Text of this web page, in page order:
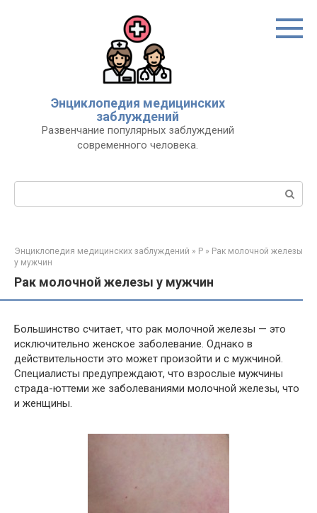
Энциклопедия медицинских
заблуждений
Развенчание популярных заблуждений
современного человека.
Поиск:
Энциклопедия медицинских заблуждений » Р » Рак молочной железы
у мужчин
Рак молочной железы у мужчин
Большинство считает, что рак молочной железы — это
исключительно женское заболевание. Однако в
действительности это может произойти и с мужчиной.
Специалисты предупреждают, что взрослые мужчины
страда-юттеми же заболеваниями молочной железы, что
и женщины.